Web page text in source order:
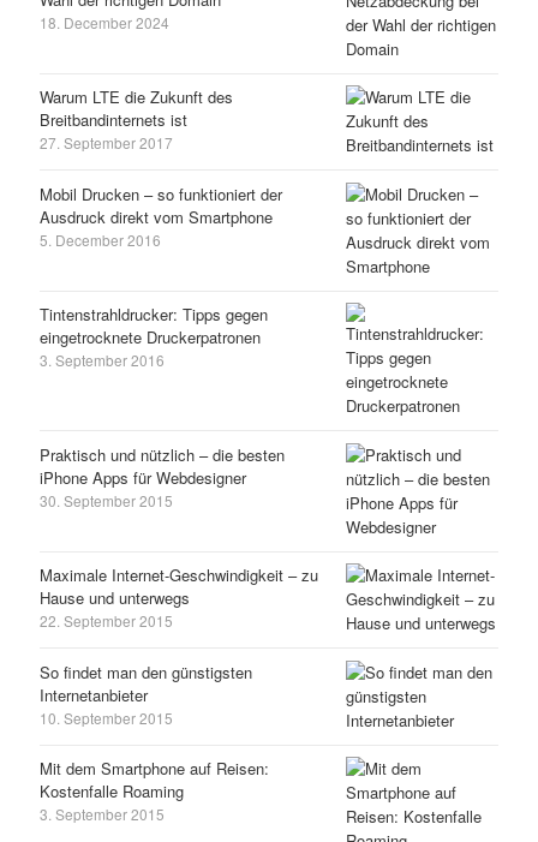
18. December 2024
Warum LTE die Zukunft des
Breitbandinternets ist
27. September 2017
Mobil Drucken – so funktioniert der
Ausdruck direkt vom Smartphone
5. December 2016
Tintenstrahldrucker: Tipps gegen
eingetrocknete Druckerpatronen
3. September 2016
Praktisch und nützlich – die besten
iPhone Apps für Webdesigner
30. September 2015
Maximale Internet-Geschwindigkeit – zu
Hause und unterwegs
22. September 2015
So findet man den günstigsten
Internetanbieter
10. September 2015
Mit dem Smartphone auf Reisen:
Kostenfalle Roaming
3. September 2015